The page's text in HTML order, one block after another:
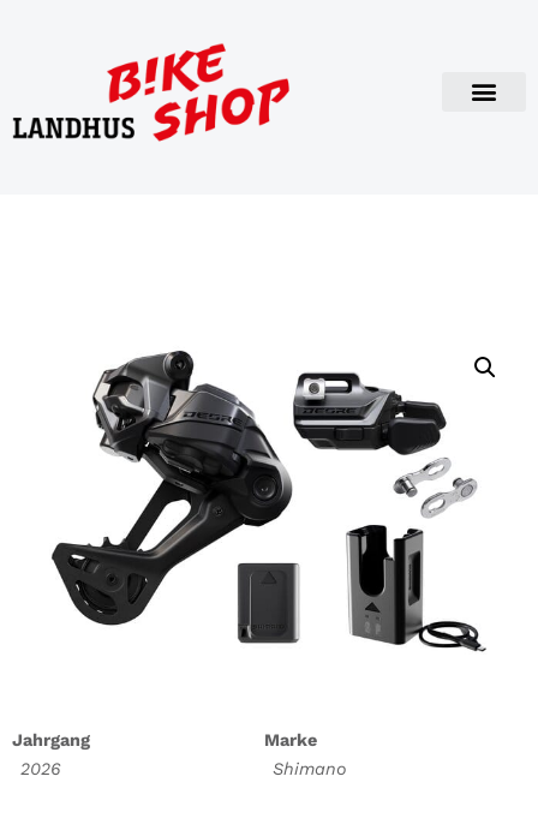
Jahrgang
2026
Marke
Shimano